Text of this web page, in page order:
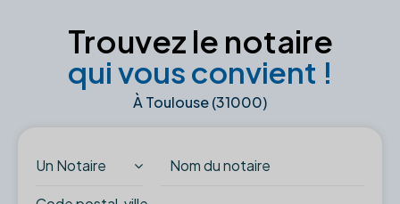
Trouvez le notaire
qui vous convient !
À Toulouse (31000)
Un Notaire